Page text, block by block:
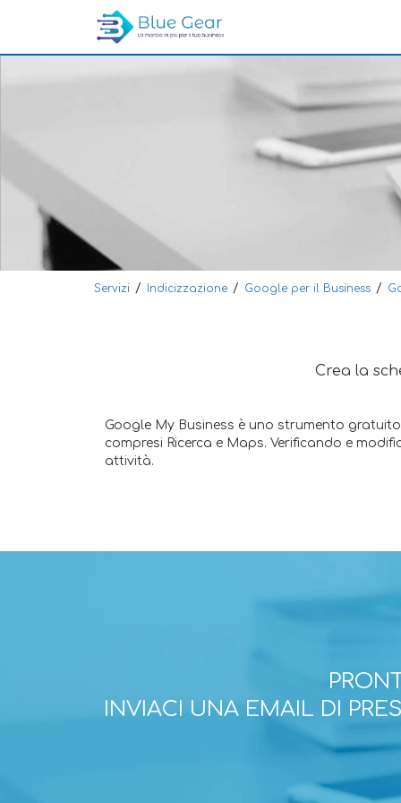
Servizi / Indicizzazione / Google per il Business /
Crea la
Google My Business è uno strumento
compresi Ricerca e Maps. Verificando e
attività.
INVIACI UNA EMAIL DI